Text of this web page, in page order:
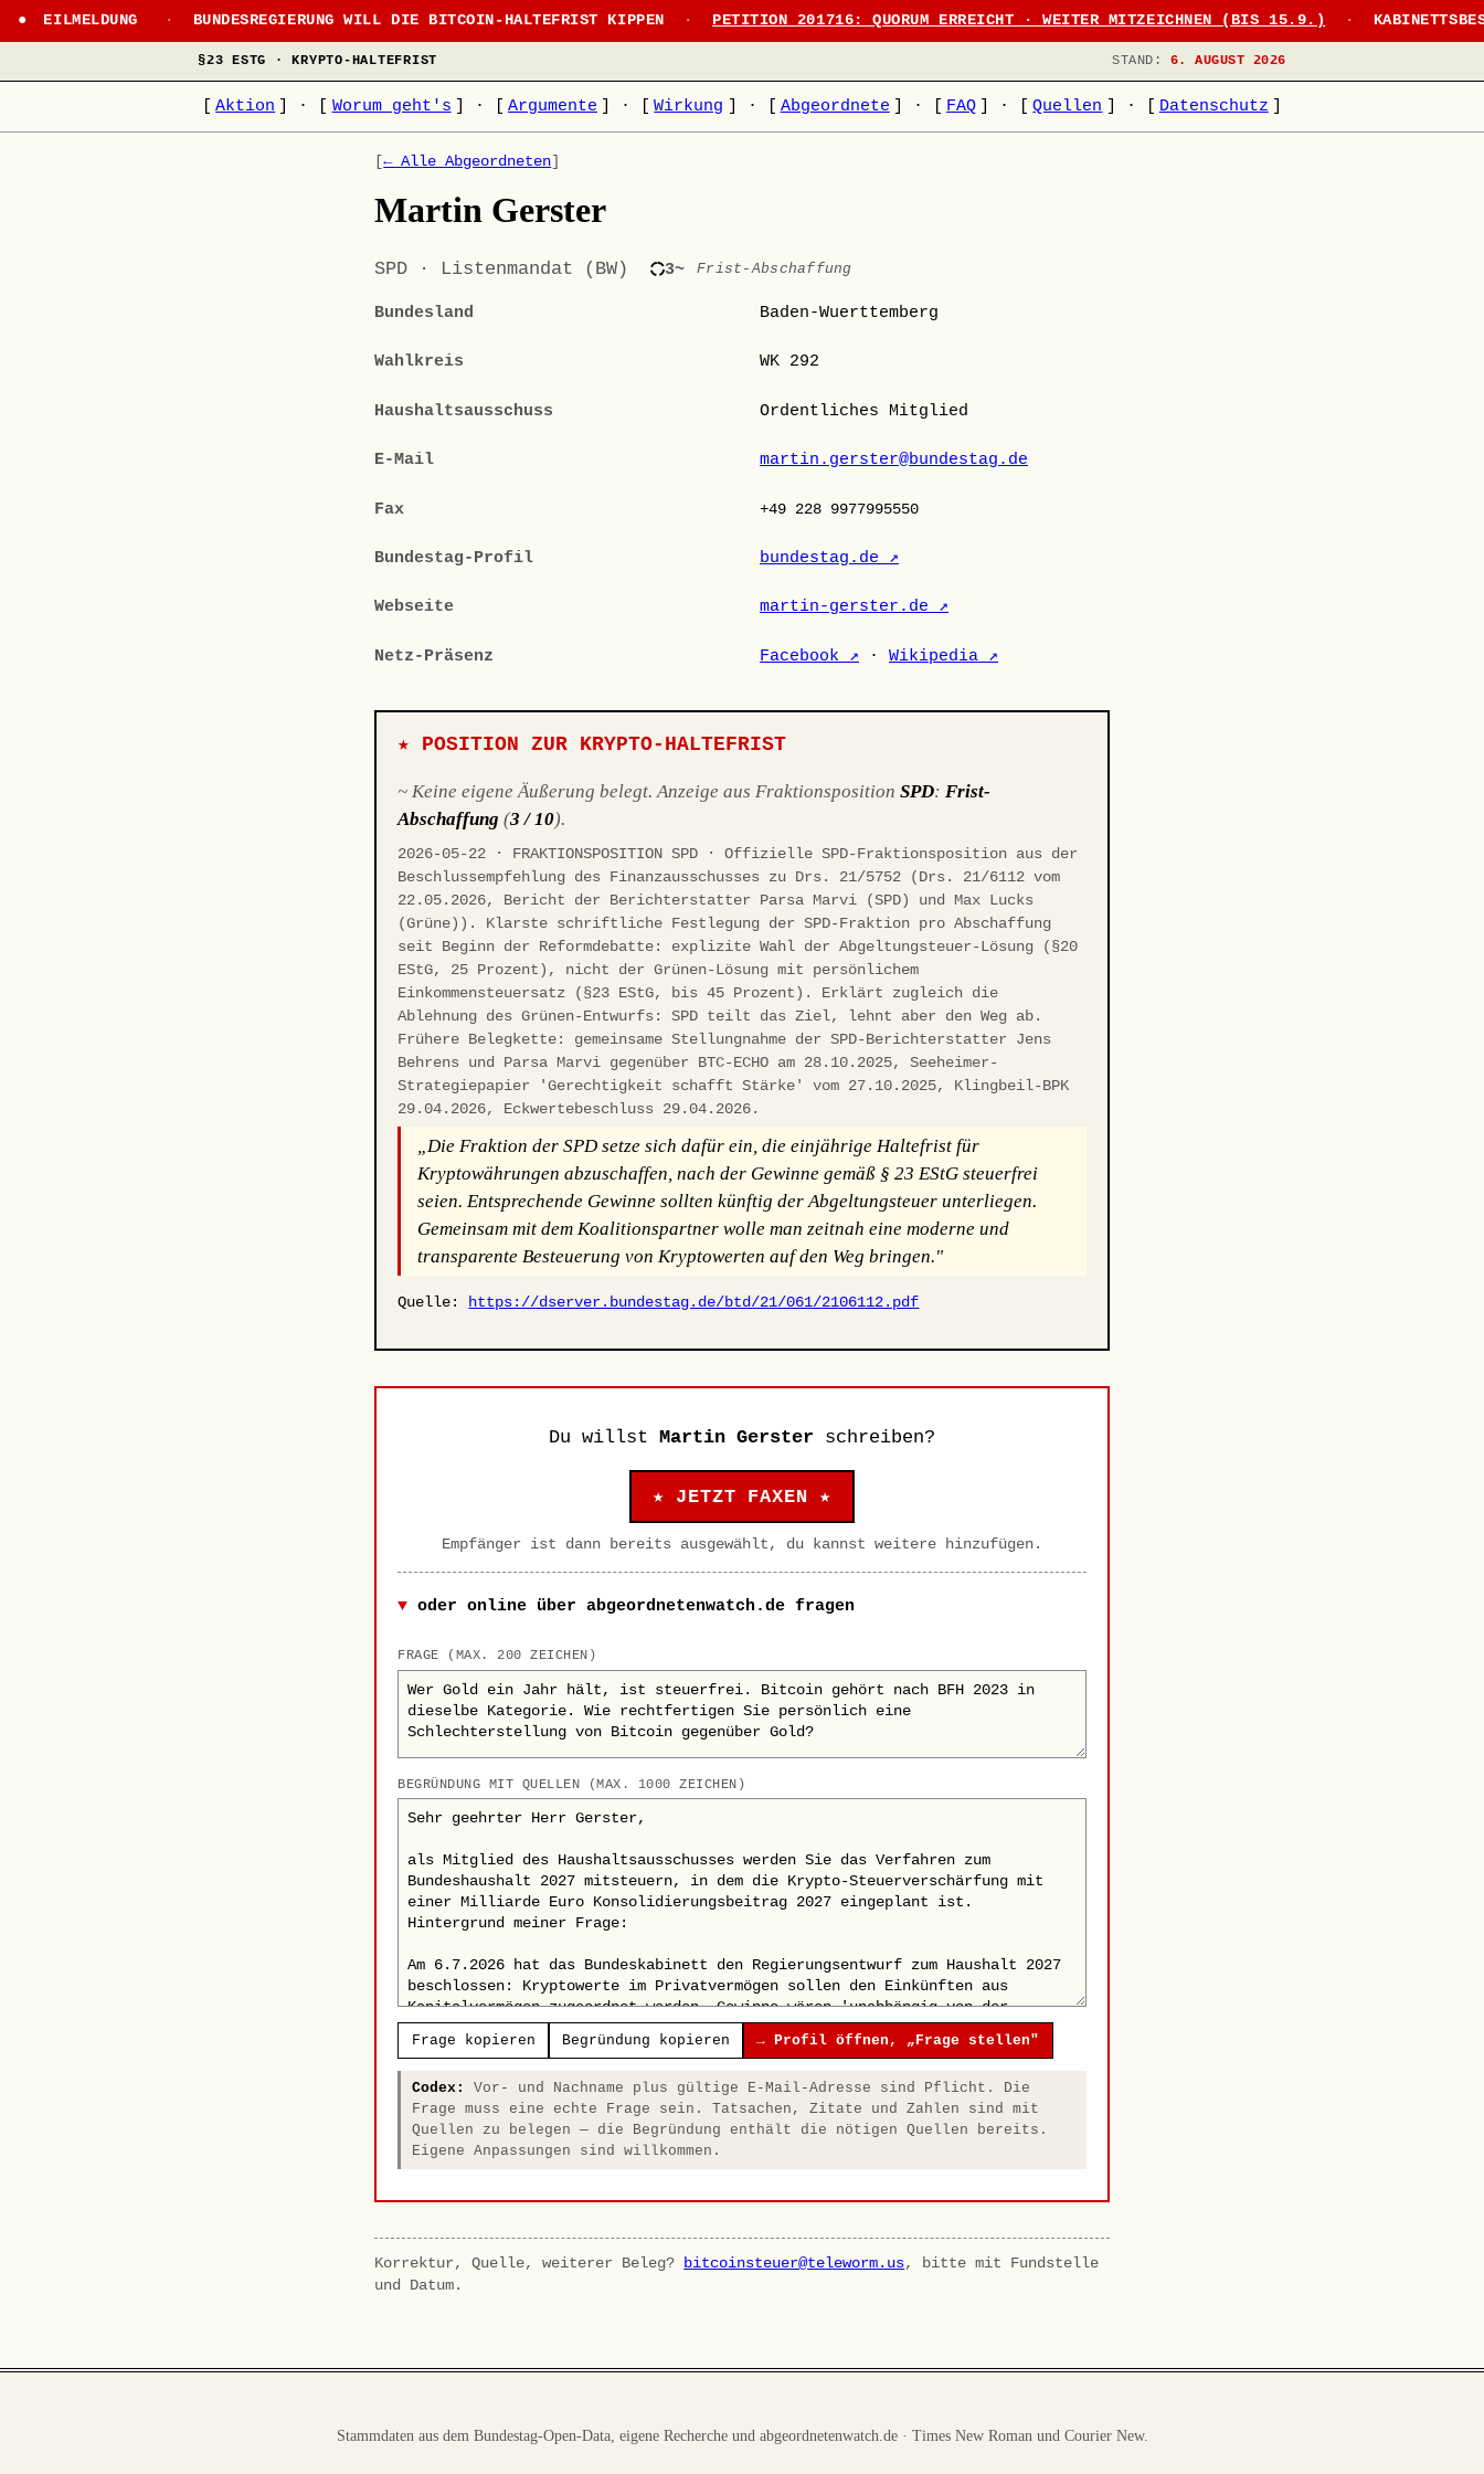
EILMELDUNG · BUNDESREGIERUNG WILL DIE BITCOIN-HALTEFRIST KIPPEN · PETITION 201716: QUORUM ERREICHT · WEITER MITZEICHNEN (BIS 15.9.) ·
§23 ESTG · KRYPTO-HALTEFRIST STAND: 6. AUGUST 2026
Aktion · Worum geht's · Argumente · Wirkung · Abgeordnete · FAQ · Quellen · Datenschutz
[← Alle Abgeordneten]
Martin Gerster
SPD · Listenmandat (BW) 3~ Frist-Abschaffung
Bundesland Baden-Wuerttemberg
Wahlkreis WK 292
Haushaltsausschuss Ordentliches Mitglied
E-Mail martin.gerster@bundestag.de
Fax +49 228 9977995550
Bundestag-Profil bundestag.de ↗
Webseite martin-gerster.de ↗
Netz-Präsenz Facebook ↗ · Wikipedia ↗
★ POSITION ZUR KRYPTO-HALTEFRIST
~ Keine eigene Äußerung belegt. Anzeige aus FraktionspositionSPD:Frist-
Abschaffung (3 / 10).
2026-05-22 · FRAKTIONSPOSITION SPD · Offizielle SPD-Fraktionsposition aus der
Beschlussempfehlung des Finanzausschusses zu Drs. 21/5752 (Drs. 21/6112 vom
22.05.2026, Bericht der Berichterstatter Parsa Marvi (SPD) und Max Lucks
(Grüne)). Klarste schriftliche Festlegung der SPD-Fraktion pro Abschaffung
seit Beginn der Reformdebatte: explizite Wahl der Abgeltungsteuer-Lösung (§20
EStG, 25 Prozent), nicht der Grünen-Lösung mit persönlichem
Einkommensteuersatz (§23 EStG, bis 45 Prozent). Erklärt zugleich die
Ablehnung des Grünen-Entwurfs: SPD teilt das Ziel, lehnt aber den Weg ab.
Frühere Belegkette: gemeinsame Stellungnahme der SPD-Berichterstatter Jens
Behrens und Parsa Marvi gegenüber BTC-ECHO am 28.10.2025, Seeheimer-
Strategiepapier 'Gerechtigkeit schafft Stärke' vom 27.10.2025, Klingbeil-BPK
29.04.2026, Eckwertebeschluss 29.04.2026.
„Die Fraktion der SPD setze sich dafür ein, die einjährige Haltefrist für
Kryptowährungen abzuschaffen, nach der Gewinne gemäß § 23 EStG steuerfrei
seien. Entsprechende Gewinne sollten künftig der Abgeltungsteuer unterliegen.
Gemeinsam mit dem Koalitionspartner wolle man zeitnah eine moderne und
transparente Besteuerung von Kryptowerten auf den Weg bringen."
Quelle: https://dserver.bundestag.de/btd/21/061/2106112.pdf
Du willst Martin Gerster schreiben?
★ JETZT FAXEN ★
Empfänger ist dann bereits ausgewählt, du kannst weitere hinzufügen.
oder online über abgeordnetenwatch.de fragen
FRAGE (MAX. 200 ZEICHEN)
BEGRÜNDUNG MIT QUELLEN (MAX. 1000 ZEICHEN)
Frage kopieren Begründung kopieren → Profil öffnen, „Frage stellen"
Codex:
Vor- und Nachname plus gültige E-Mail-Adresse sind Pflicht. Die
Frage muss eine echte Frage sein. Tatsachen, Zitate und Zahlen sind mit
Quellen zu belegen — die Begründung enthält die nötigen Quellen bereits.
Eigene Anpassungen sind willkommen.
Korrektur, Quelle, weiterer Beleg? bitcoinsteuer@teleworm.us, bitte mit Fundstelle
und Datum.
Stammdaten aus dem Bundestag-Open-Data, eigene Recherche und abgeordnetenwatch.de · Times New Roman und Courier New.